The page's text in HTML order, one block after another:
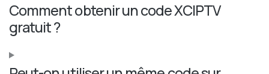
Comment obtenir un code XCIPTV
gratuit ?